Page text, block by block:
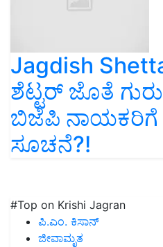
Jagdish
ಶೆಟ್ಟರ್‌ ಜೊತೆ
ಬಿಜೆಪಿ
ಸೂಚನೆ?!
#Top on Krishi Jagran
ಪಿ.ಎಂ. ಕಿಸಾನ್
ಜೀವಾಮೃತ